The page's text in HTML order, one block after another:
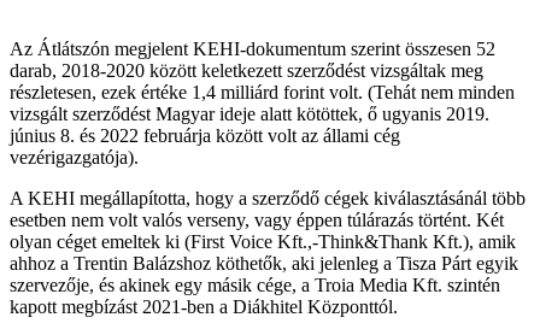
Az Átlátszón megjelent KEHI-dokumentum szerint összesen 52
darab, 2018-2020 között keletkezett szerződést vizsgáltak meg
részletesen, ezek értéke 1,4 milliárd forint volt. (Tehát nem minden
vizsgált szerződést Magyar ideje alatt kötöttek, ő ugyanis 2019.
június 8. és 2022 februárja között volt az állami cég
vezérigazgatója).
A KEHI megállapította, hogy a szerződő cégek kiválasztásánál több
esetben nem volt valós verseny, vagy éppen túlárazás történt. Két
olyan céget emeltek ki (First Voice Kft.,-Think&Thank Kft.), amik
ahhoz a Trentin Balázshoz köthetők, aki jelenleg a Tisza Párt egyik
szervezője, és akinek egy másik cége, a Troia Media Kft. szintén
kapott megbízást 2021-ben a Diákhitel Központtól.